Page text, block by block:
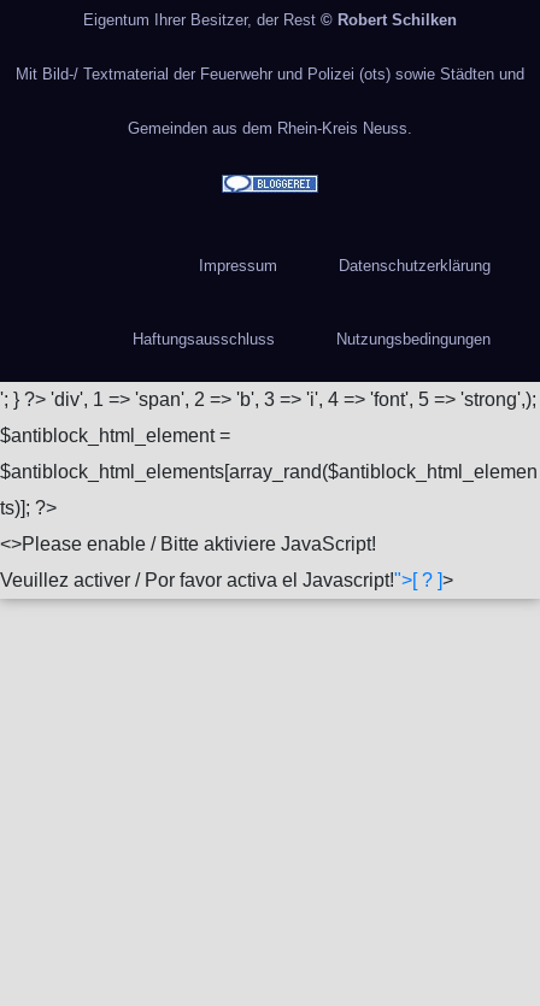
Eigentum Ihrer Besitzer, der Rest © Robert Schilken
Mit Bild-/ Textmaterial der Feuerwehr und Polizei (ots) sowie Städten und
Gemeinden aus dem Rhein-Kreis Neuss.
Impressum Datenschutzerklärung
Haftungsausschluss Nutzungsbedingungen
'; } ?> 'div', 1 => 'span', 2 => 'b', 3 => 'i', 4 => 'font', 5 => 'strong',);
$antiblock_html_element =
$antiblock_html_elements[array_rand($antiblock_html_elemen
ts)]; ?>
<>Please enable / Bitte aktiviere JavaScript!
Veuillez activer / Por favor activa el Javascript!">[ ? ]>